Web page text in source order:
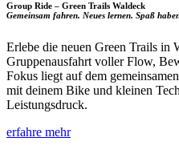
Group Ride – Green Trails Waldeck
Gemeinsam fahren. Neues lernen. Spaß
Erlebe die neuen Green Trails in
Gruppenausfahrt voller Flow,
Fokus liegt auf dem
mit deinem Bike und kleinen
Leistungsdruck.
erfahre mehr